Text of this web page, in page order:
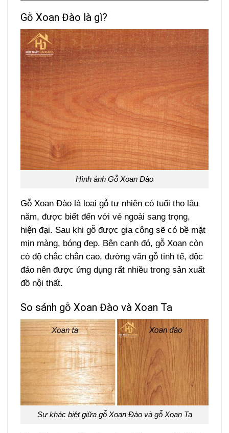
Gỗ Xoan Đào là gì?
Hình ảnh Gỗ Xoan Đào
Gỗ Xoan Đào là loại gỗ tự nhiên có tuổi thọ lâu
năm, được biết đến với vẻ ngoài sang trọng,
hiện đại. Sau khi gỗ được gia công sẽ có bề mặt
mịn màng, bóng đẹp. Bên cạnh đó, gỗ Xoan còn
có độ chắc chắn cao, đường vân gỗ tinh tế, độc
đáo nên được ứng dụng rất nhiều trong sản xuất
đồ nội thất.
So sánh gỗ Xoan Đào và Xoan Ta
Sự khác biệt giữa gỗ Xoan Đào và gỗ Xoan Ta